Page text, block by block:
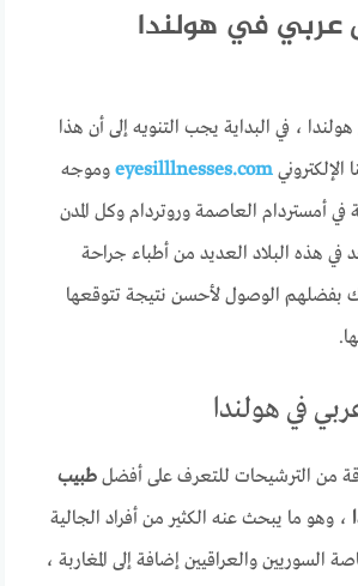
عربي في هولندا
، في البداية يجب التنويه إلى أن هذا
الإلكترونيeyesilllnesses.com وموجه
في أمستردام العاصمة وروتردام وكل المدن
في هذه البلاد العديد من أطباء جراحة
بفضلهم الوصول لأحسن نتيجة تتوقعها
في هولندا
من الترشيحات للتعرف على أفضلطبيب
، وهو ما يبحث عنه الكثير من أفراد الجالية
السوريين والعراقيين إضافة إلى المغاربة ،